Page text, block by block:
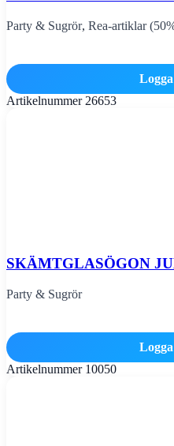
Party & Sugrör, Rea-artiklar
Artikelnummer 26653
SKÄMTGLASÖGON
Party & Sugrör
Artikelnummer 10050